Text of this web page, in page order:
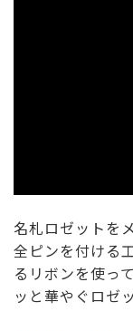
名札ロゼットを
全ピンを付ける
るリボンを使っ
ッと華やぐロゼ